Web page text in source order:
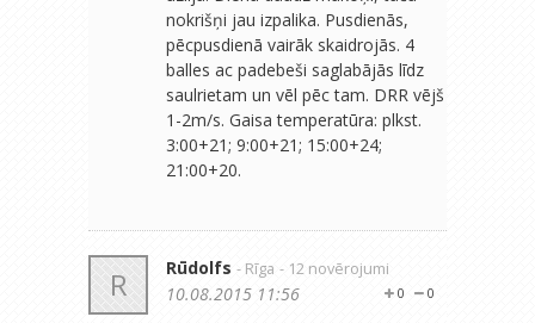
nokrišņi jau izpalika. Pusdienās,
pēcpusdienā vairāk skaidrojās. 4
balles ac padebeši saglabājās līdz
saulrietam un vēl pēc tam. DRR vējš
1-2m/s. Gaisa temperatūra: plkst.
3:00+21; 9:00+21; 15:00+24;
21:00+20.
R Rūdolfs - Rīga - 12 novērojumi
0
0
10.08.2015 11:56